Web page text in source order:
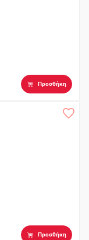
Προσθήκη
Προσθήκη